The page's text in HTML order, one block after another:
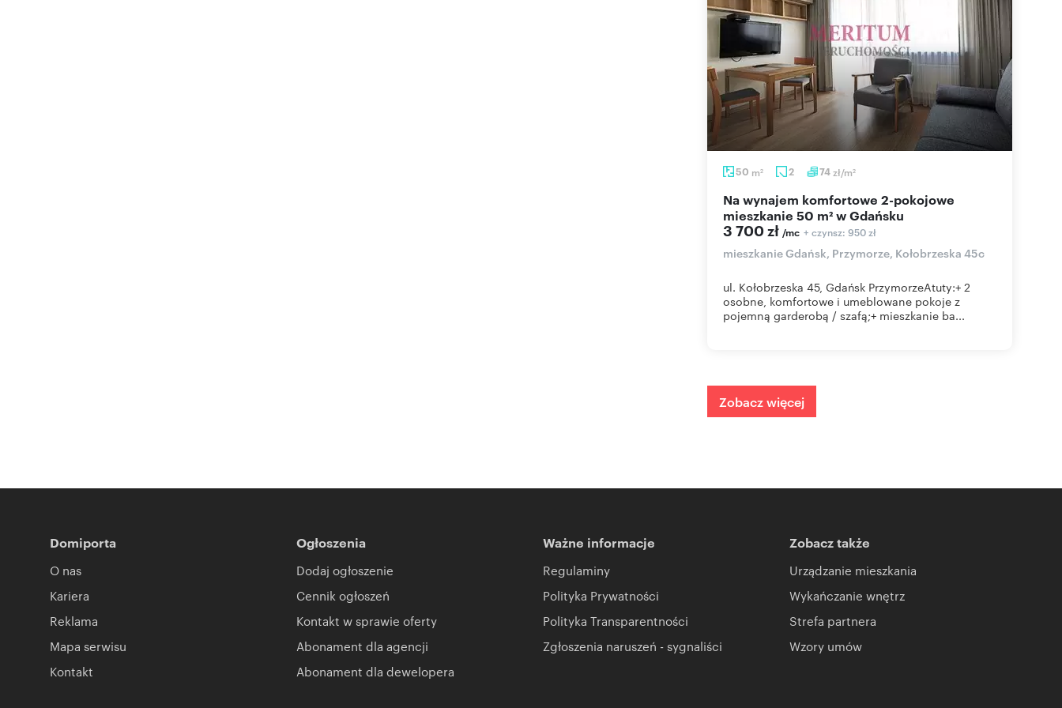
50 m2 2 74zł/m2
Na wynajem komfortowe 2-pokojowe
mieszkanie 50 m² w Gdańsku
3 700 zł /mc + czynsz: 950 zł
mieszkanie Gdańsk, Przymorze, Kołobrzeska 45c
ul. Kołobrzeska 45, Gdańsk PrzymorzeAtuty:+ 2
osobne, komfortowe i umeblowane pokoje z
pojemną garderobą / szafą;+ mieszkanie ba...
Zobacz więcej
Domiporta
O nas
Kariera
Reklama
Mapa serwisu
Kontakt
Ogłoszenia
Dodaj ogłoszenie
Cennik ogłoszeń
Kontakt w sprawie oferty
Abonament dla agencji
Abonament dla dewelopera
Ważne informacje
Regulaminy
Polityka Prywatności
Polityka Transparentności
Zgłoszenia naruszeń - sygnaliści
Zobacz także
Urządzanie mieszkania
Wykańczanie wnętrz
Strefa partnera
Wzory umów